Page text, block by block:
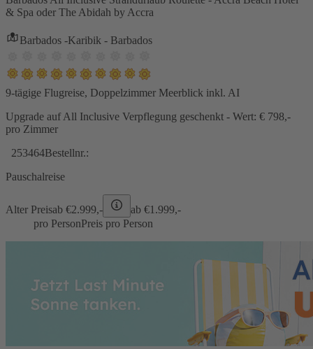
& Spa oder The Abidah by Accra
Barbados -Karibik - Barbados
9-tägige Flugreise, Doppelzimmer Meerblick inkl. AI
Upgrade auf All Inclusive Verpflegung geschenkt - Wert: € 798,-
pro Zimmer
253464Bestellnr.:
Pauschalreise
Alter Preisab €2.999,- ab €1.999,-
pro PersonPreis pro Person